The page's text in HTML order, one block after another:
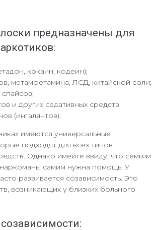
предназначены для
кокаин, кодеин);
метамфетамина, ЛСД, китайской соли;
и других седативных средств;
(ингалянтов);
имеются универсальные
подходят для всех типов
Однако имейте ввиду, что семьям
самим нужна помощь. У
развивается созависимость. Это
возникающих у близких больного